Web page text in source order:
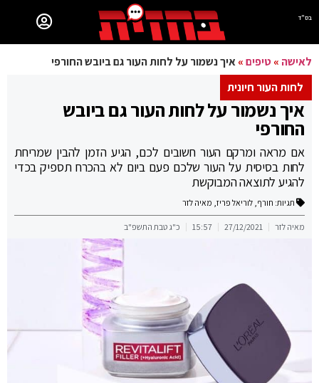
בס"ד
לאישה »טיפים»איך נשמור על לחות העור גם ביובש החורפי
לחות העור חיונית
איך נשמור על לחות העור גם ביובש
החורפי
אם מראה ומרקם העור חשובים לכם, הגיע הזמן להבין שמריחת
לחות בסיסית על העור שלכם פעם ביום לא בהכרח תספיק בכדי
להגיע לתוצאה המבוקשת
תגיות: חורף, לוריאל פריז, מאיה לזר
מאיה לזר 27/12/2021
15:57 כ"ג טבת התשפ"ב